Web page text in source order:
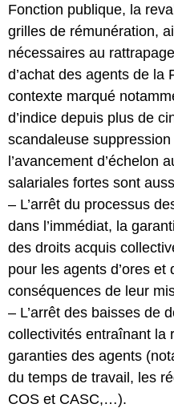
Fonction publique, la
grilles de rémunération,
nécessaires au
d’achat des agents de la
contexte marqué
d’indice depuis plus de
scandaleuse
l’avancement d’échelon
salariales fortes sont
– L’arrêt du processus
dans l’immédiat, la
des droits acquis
pour les agents d’ores
conséquences de leur
– L’arrêt des baisses de
collectivités entraînant la
garanties des agents
du temps de travail, les
COS et CASC,…).